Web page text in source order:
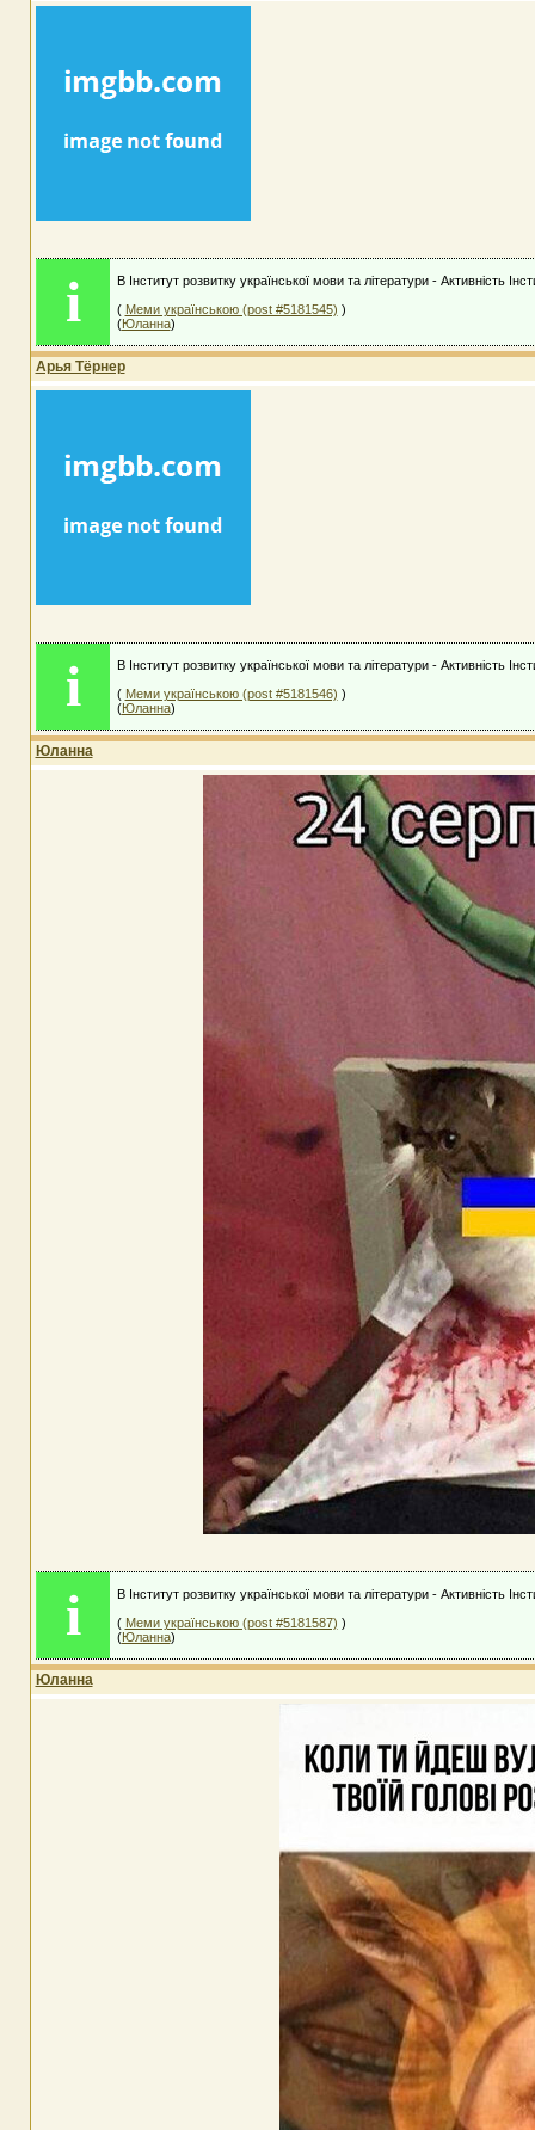
i
В Інститут розвитку української мови та літератури - Активність
( Меми українською (post #5181545) )
(Юланна)
Арья Тёрнер
i
В Інститут розвитку української мови та літератури - Активність
( Меми українською (post #5181546) )
(Юланна)
Юланна
i
В Інститут розвитку української мови та літератури - Активність
( Меми українською (post #5181587) )
(Юланна)
Юланна